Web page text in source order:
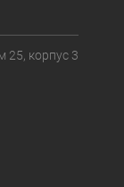
25, корпус 3